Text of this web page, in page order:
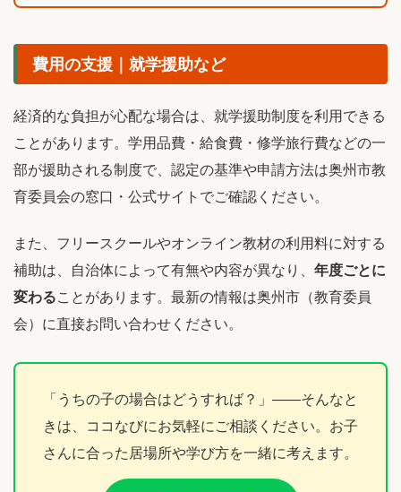
費用の支援｜就学援助など
経済的な負担が心配な場合は、就学援助制度を利用できる
ことがあります。学用品費・給食費・修学旅行費などの一
部が援助される制度で、認定の基準や申請方法は奥州市教
育委員会の窓口・公式サイトでご確認ください。
また、フリースクールやオンライン教材の利用料に対する
補助は、自治体によって有無や内容が異なり、 年度ごとに
変わることがあります。最新の情報は奥州市（教育委員
会）に直接お問い合わせください。
「うちの子の場合はどうすれば？」――そんなと
きは、ココなびにお気軽にご相談ください。お子
さんに合った居場所や学び方を一緒に考えます。